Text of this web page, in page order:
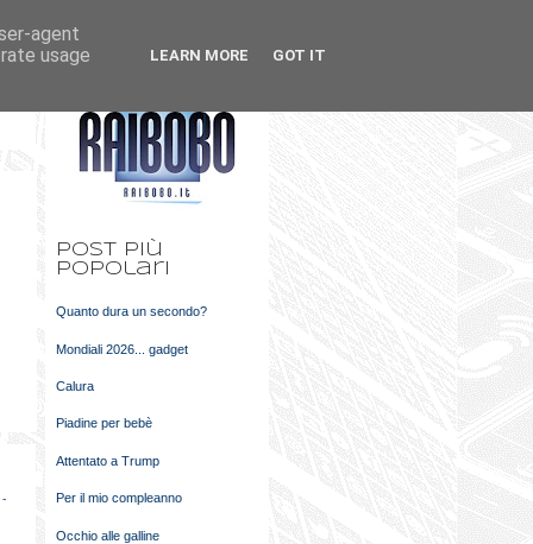
-
Post più
popolari
Quanto dura un secondo?
Mondiali 2026... gadget
Calura
Piadine per bebè
Attentato a Trump
Per il mio compleanno
Occhio alle galline
agent
usage
LEARN MORE GOT IT